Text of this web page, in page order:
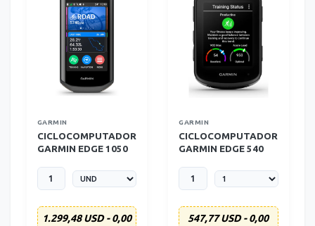
GARMIN
CICLOCOMPUTADOR
GARMIN EDGE 1050
1.299,48 USD - 0,00
GARMIN
CICLOCOMPUTADOR
GARMIN EDGE 540
547,77 USD - 0,00